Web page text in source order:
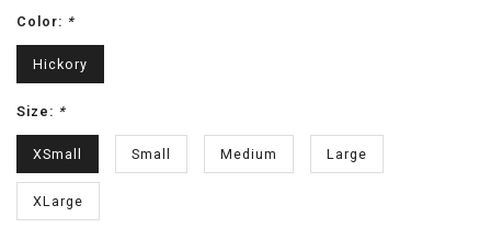
Color: *
Hickory
Size: *
XSmall Small Medium Large
XLarge